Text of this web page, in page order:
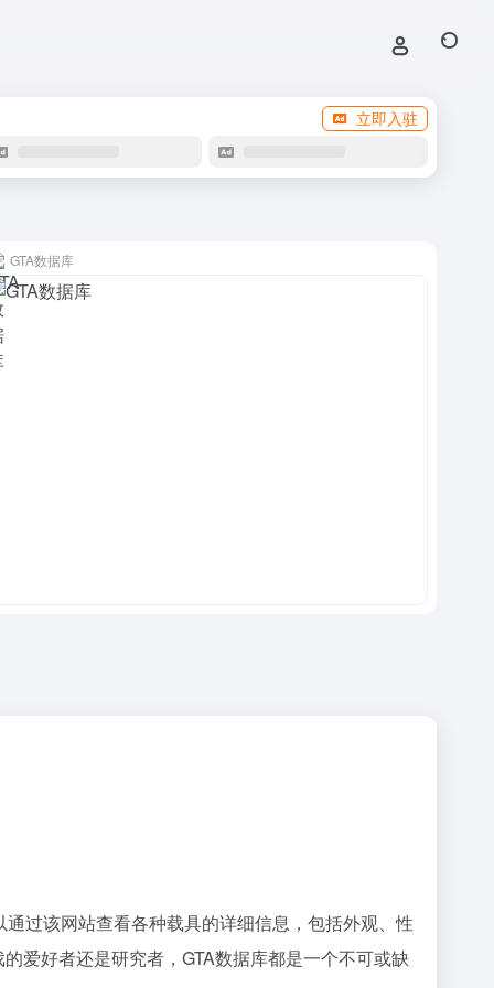
立即入驻
GTA数据库
过该网站查看各种载具的详细信息，包括外观、性
爱好者还是研究者，GTA数据库都是一个不可或缺